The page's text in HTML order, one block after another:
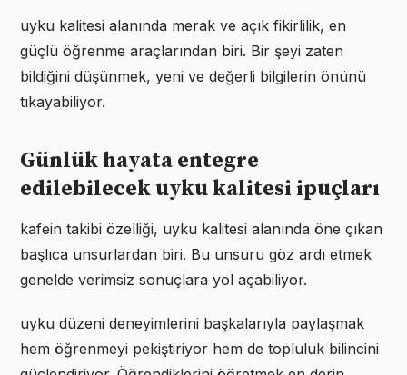
uyku kalitesi alanında merak ve açık fikirlilik, en
güçlü öğrenme araçlarından biri. Bir şeyi zaten
bildiğini düşünmek, yeni ve değerli bilgilerin önünü
tıkayabiliyor.
Günlük hayata entegre
edilebilecek uyku kalitesi ipuçları
kafein takibi özelliği, uyku kalitesi alanında öne çıkan
başlıca unsurlardan biri. Bu unsuru göz ardı etmek
genelde verimsiz sonuçlara yol açabiliyor.
uyku düzeni deneyimlerini başkalarıyla paylaşmak
hem öğrenmeyi pekiştiriyor hem de topluluk bilincini